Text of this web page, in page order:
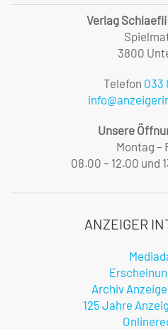
Verlag Schlaefli
3800
Telefon 033
Unsere
Montag –
08.00 – 12.00 und
ANZEIGER
Archiv
125 Jahre